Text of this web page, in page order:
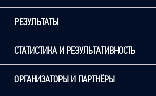
РЕЗУЛЬТАТЫ
СТАТИСТИКА И РЕЗУЛЬТАТИВНОСТЬ
ОРГАНИЗАТОРЫ И ПАРТНЁРЫ